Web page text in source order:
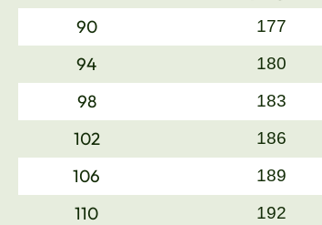
90
177
94 180
98 183
102 186
106 189
110 192